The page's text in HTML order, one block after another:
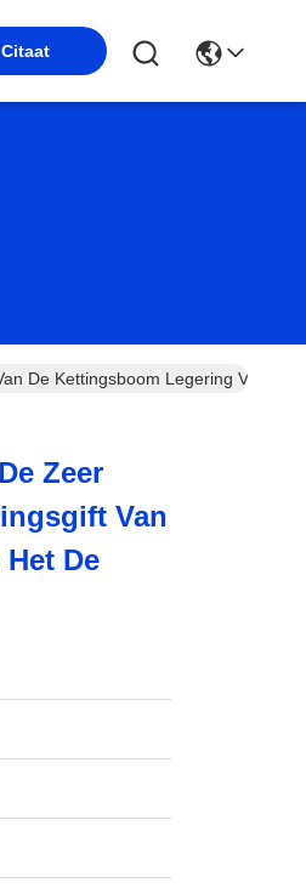
Citaat
De Kettingsboom Legering Van
Zeer
Van
De